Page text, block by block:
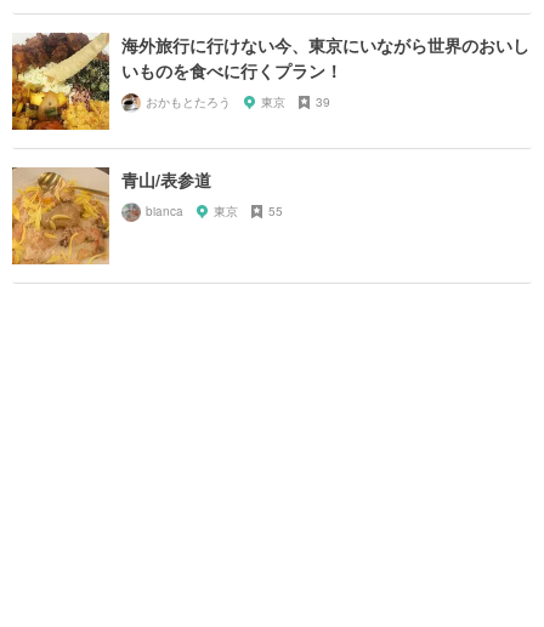
海外旅行に行けない今、東京にいながら世界のおいし
いものを食べに行くプラン！
おかもとたろう 東京 39
青山/表参道
bianca 東京 55